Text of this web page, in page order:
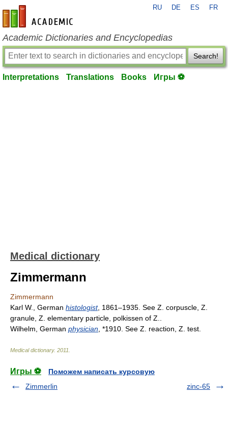
en-academic.com
RU DE ES FR
Academic Dictionaries and Encyclopedias
Search!
Interpretations Translations Books Игры ⚽
Medical dictionary
Zimmermann
Zimmermann
Karl W., German histologist, 1861–1935. See Z. corpuscle, Z.
granule, Z. elementary particle, polkissen of Z..
Wilhelm, German physician , *1910. See Z. reaction, Z. test.
Medical dictionary. 2011
Игры ⚽
Поможем написать курсовую
Zimmerlin
zinc-65